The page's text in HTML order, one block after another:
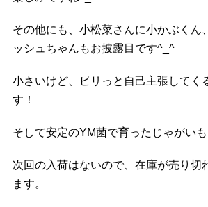
その他にも、小松菜さんに小かぶくん
ッシュちゃんもお披露目です^_^
小さいけど、ピリっと自己主張してく
す！
そして安定のYM菌で育ったじゃがいも
次回の入荷はないので、在庫が売り切
ます。